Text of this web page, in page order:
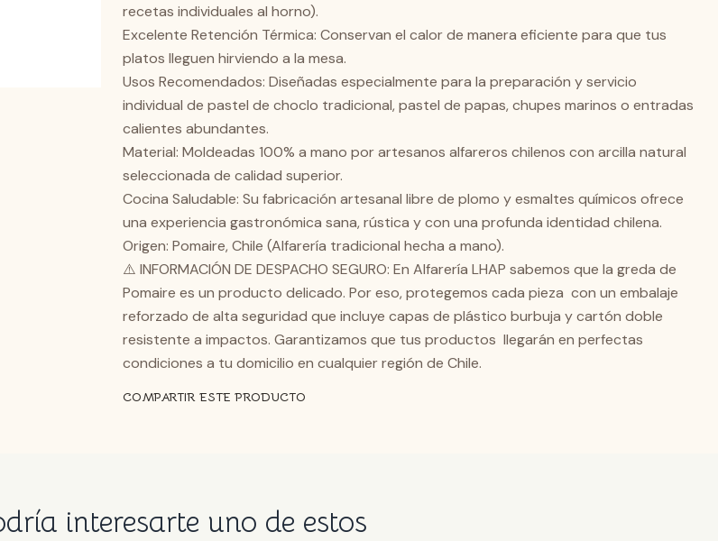
recetas individuales al horno).
Excelente Retención Térmica: Conservan el calor de manera eficiente para que tus
platos lleguen hirviendo a la mesa.
Usos Recomendados: Diseñadas especialmente para la preparación y servicio
individual de pastel de choclo tradicional, pastel de papas, chupes marinos o entradas
calientes abundantes.
Material: Moldeadas 100% a mano por artesanos alfareros chilenos con arcilla natural
seleccionada de calidad superior.
Cocina Saludable: Su fabricación artesanal libre de plomo y esmaltes químicos ofrece
una experiencia gastronómica sana, rústica y con una profunda identidad chilena.
Origen: Pomaire, Chile (Alfarería tradicional hecha a mano).
⚠️ INFORMACIÓN DE DESPACHO SEGURO: En Alfarería LHAP sabemos que la greda de
Pomaire es un producto delicado. Por eso, protegemos cada pieza con un embalaje
reforzado de alta seguridad que incluye capas de plástico burbuja y cartón doble
resistente a impactos. Garantizamos que tus productos llegarán en perfectas
condiciones a tu domicilio en cualquier región de Chile.
COMPARTIR ESTE PRODUCTO
interesarte uno de estos